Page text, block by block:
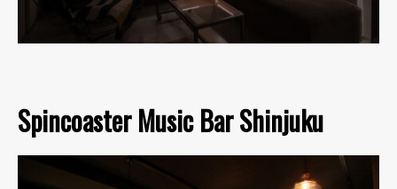
Spincoaster Music Bar Shinjuku